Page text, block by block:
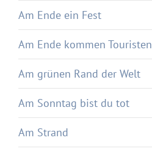
Am Ende ein Fest
Am Ende kommen Touristen
Am grünen Rand der Welt
Am Sonntag bist du tot
Am Strand